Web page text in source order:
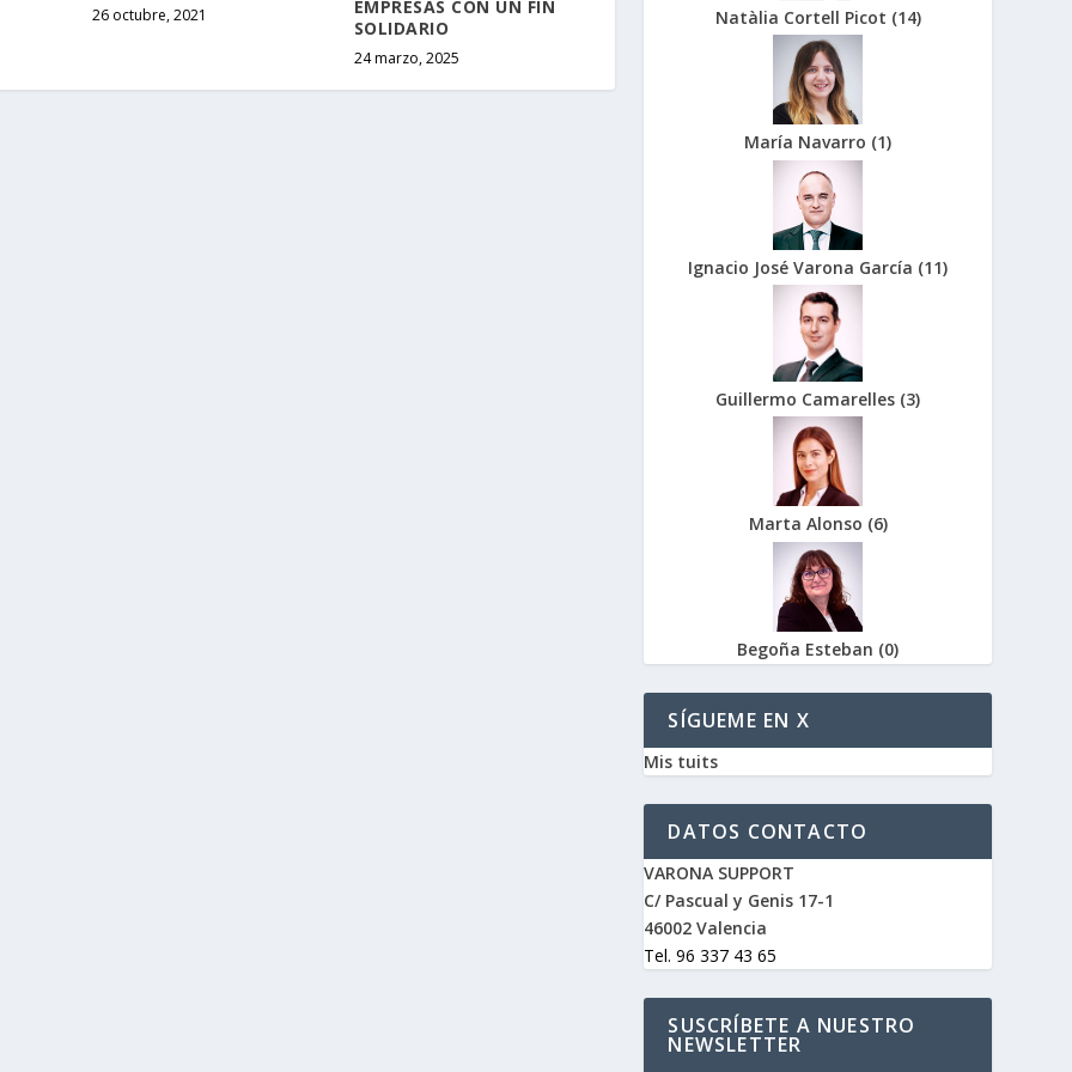
26 octubre, 2021
EMPRESAS CON UN FIN
SOLIDARIO
24 marzo, 2025
Natàlia Cortell Picot (14)
María Navarro (1)
Ignacio José Varona García (11)
Guillermo Camarelles (3)
Marta Alonso (6)
Begoña Esteban (0)
SÍGUEME EN X
Mis tuits
DATOS CONTACTO
VARONA SUPPORT
C/ Pascual y Genis 17-1
46002 Valencia
Tel. 96 337 43 65
SUSCRÍBETE A NUESTRO
NEWSLETTER